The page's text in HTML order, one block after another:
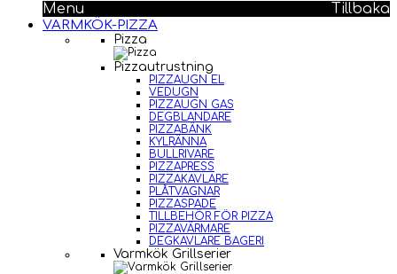
Menu
Tillbaka
VARMKÖK-PIZZA
Pizza
Pizzautrustning
PIZZAUGN EL
VEDUGN
PIZZAUGN GAS
DEGBLANDARE
PIZZABÄNK
KYLRÄNNA
BULLRIVARE
PIZZAPRESS
PIZZAKAVLARE
PLÅTVAGNAR
PIZZASPADE
TILLBEHÖR FÖR PIZZA
PIZZAVÄRMARE
DEGKAVLARE BAGERI
Varmkök Grillserier